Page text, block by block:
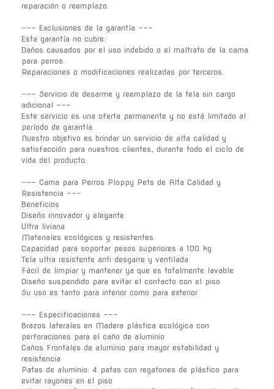
reparación o reemplazo.
--- Exclusiones de la garantía ---
Esta garantía no cubre:
Daños causados por el uso indebido o el maltrato de la cama
para perros.
Reparaciones o modificaciones realizadas por terceros.
--- Servicio de desarme y reemplazo de la tela sin cargo
adicional ---
Este servicio es una oferta permanente y no está limitado al
período de garantía.
Nuestro objetivo es brindar un servicio de alta calidad y
satisfacción para nuestros clientes, durante todo el ciclo de
vida del producto.
--- Cama para Perros Ploppy Pets de Alta Calidad y
Resistencia ---
Beneficios
Diseño innovador y elegante
Ultra liviana
Materiales ecológicos y resistentes
Capacidad para soportar pesos superiores a 100 kg
Tela ultra resistente anti desgarre y ventilada
Fácil de limpiar y mantener ya que es totalmente lavable
Diseño suspendido para evitar el contacto con el piso
Su uso es tanto para interior como para exterior
--- Especificaciones ---
Brazos laterales en Madera plástica ecológica con
perforaciones para el caño de aluminio
Caños Frontales de aluminio para mayor estabilidad y
resistencia
Patas de aluminio: 4 patas con regatones de plástico para
evitar rayones en el piso